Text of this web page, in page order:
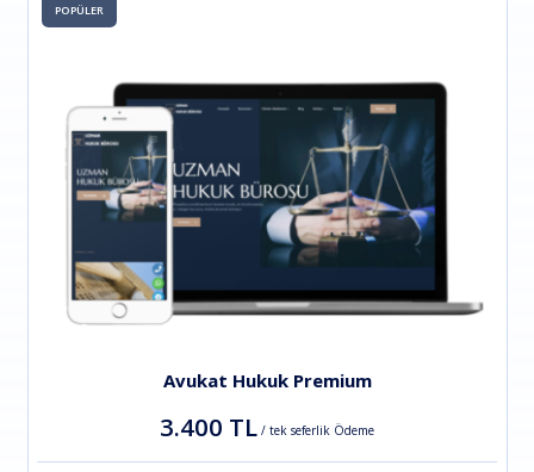
POPÜLER
Avukat Hukuk Premium
3.400 TL / tek seferlik Ödeme